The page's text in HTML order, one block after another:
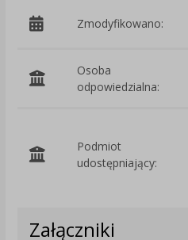
Zmodyfikowano:
Osoba
odpowiedzialna:
Podmiot
udostępniający:
Załączniki